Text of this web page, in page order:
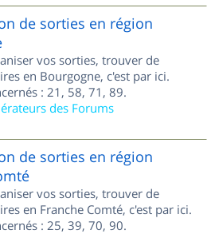
de sorties en région
vos sorties, trouver de
en Bourgogne, c'est par ici.
: 21, 58, 71, 89.
des Forums
de sorties en région
vos sorties, trouver de
en Franche Comté, c'est par ici.
: 25, 39, 70, 90.